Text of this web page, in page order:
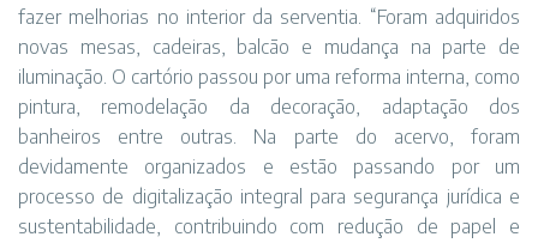
fazer melhorias no interior da serventia. “Foram adquiridos
novas mesas, cadeiras, balcão e mudança na parte de
iluminação. O cartório passou por uma reforma interna, como
pintura, remodelação da decoração, adaptação dos
banheiros entre outras. Na parte do acervo, foram
devidamente organizados e estão passando por um
processo de digitalização integral para segurança jurídica e
sustentabilidade, contribuindo com redução de papel e